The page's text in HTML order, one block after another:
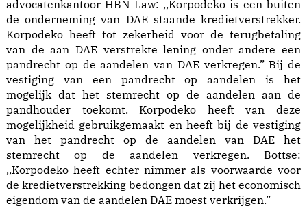
advocatenkantoor HBN Law: ,,Korpodeko is een buiten
de onderneming van DAE staande kredietverstrekker.
Korpodeko heeft tot zekerheid voor de terugbetaling
van de aan DAE verstrekte lening onder andere een
pandrecht op de aandelen van DAE verkregen.” Bij de
vestiging van een pandrecht op aandelen is het
mogelijk dat het stemrecht op de aandelen aan de
pandhouder toekomt. Korpodeko heeft van deze
mogelijkheid gebruikgemaakt en heeft bij de vestiging
van het pandrecht op de aandelen van DAE het
stemrecht op de aandelen verkregen. Bottse:
,,Korpodeko heeft echter nimmer als voorwaarde voor
de kredietverstrekking bedongen dat zij het economisch
eigendom van de aandelen DAE moest verkrijgen.”